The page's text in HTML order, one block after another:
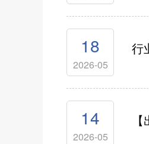
18
2026-05
行
14
2026-05